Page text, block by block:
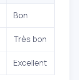
Bon
Très bon
Excellent